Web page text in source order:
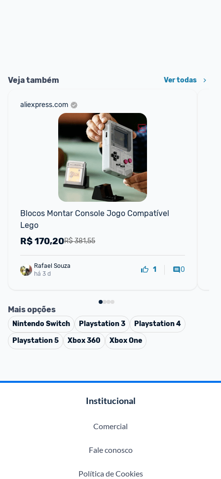
Veja também Ver todas
aliexpress.com
Blocos Montar Console Jogo Compatível
Lego
R$ 381,55
R$170,20
Rafael Souza
há 3 d
1 0
Mais opções
Nintendo Switch Playstation 3
Playstation 4
Playstation 5
Xbox 360 Xbox One
Institucional
Comercial
Fale conosco
Política de Cookies